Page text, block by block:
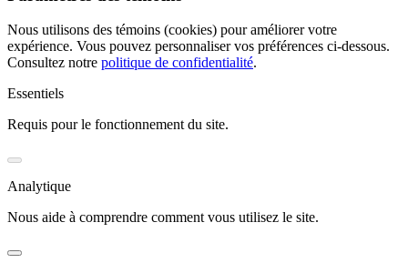
Nous utilisons des témoins (cookies) pour améliorer votre
expérience. Vous pouvez personnaliser vos préférences ci-dessous.
Consultez notre politique de confidentialité.
Essentiels
Requis pour le fonctionnement du site.
Analytique
Nous aide à comprendre comment vous utilisez le site.